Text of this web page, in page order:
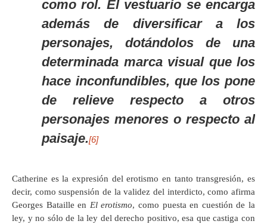
como rol. El vestuario se encarga
además de diversificar a los
personajes, dotándolos de una
determinada marca visual que los
hace inconfundibles, que los pone
de relieve respecto a otros
personajes menores o respecto al
paisaje.[6]
Catherine es la expresión del erotismo en tanto transgresión, es
decir, como suspensión de la validez del interdicto, como afirma
Georges Bataille en El erotismo, como puesta en cuestión de la
ley, y no sólo de la ley del derecho positivo, esa que castiga con